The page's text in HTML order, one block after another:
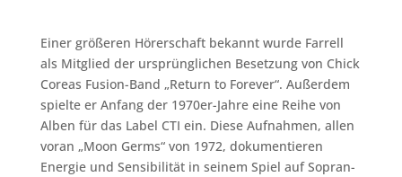
Einer größeren Hörerschaft bekannt wurde Farrell
als Mitglied der ursprünglichen Besetzung von Chick
Coreas Fusion-Band „Return to Forever“. Außerdem
spielte er Anfang der 1970er-Jahre eine Reihe von
Alben für das Label CTI ein. Diese Aufnahmen, allen
voran „Moon Germs“ von 1972, dokumentieren
Energie und Sensibilität in seinem Spiel auf Sopran-